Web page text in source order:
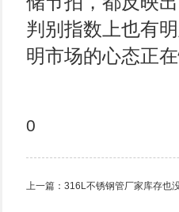
判别指数上也有
明市场的心态正
0
上一篇： 316L不锈钢管厂家库存也